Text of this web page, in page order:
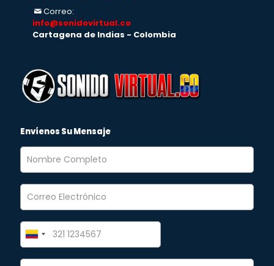
Correo:
info@sonidovirtual.co
Cartagena de Indias - Colombia
Envíenos Su Mensaje